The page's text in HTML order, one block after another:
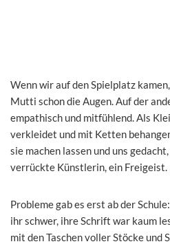
Wenn wir auf den Spielplatz
Mutti schon die Augen. Auf der
empathisch und mitfühlend. Als
verkleidet und mit Ketten
sie machen lassen und uns
verrückte Künstlerin, ein Freigeist.
Probleme gab es erst ab der
ihr schwer, ihre Schrift war kaum
mit den Taschen voller Stöcke und